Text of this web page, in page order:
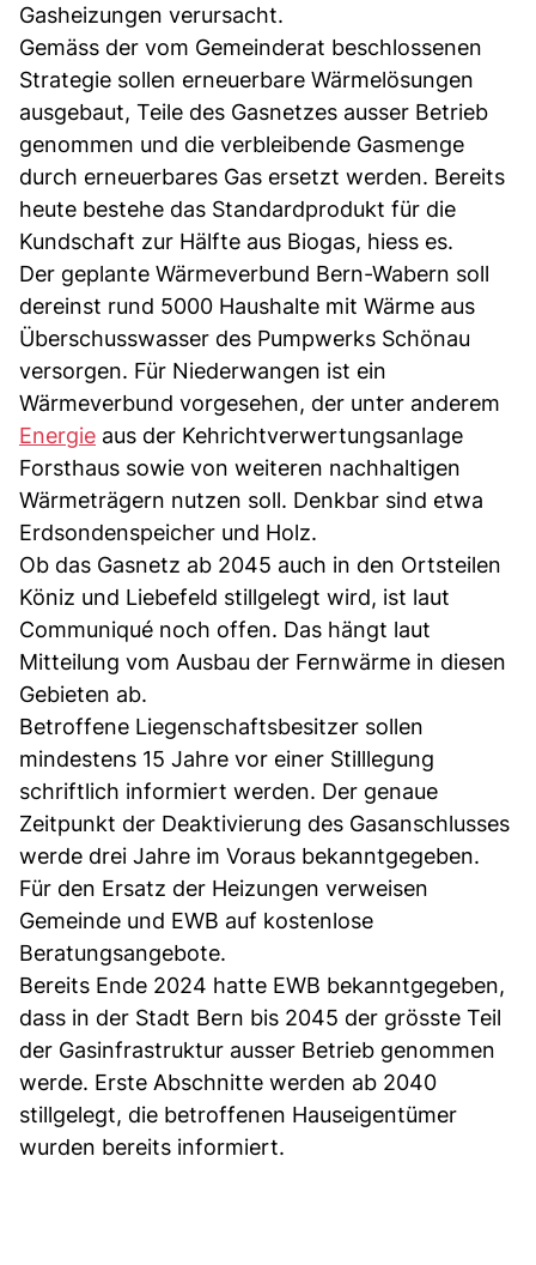
Gasheizungen verursacht.
Gemäss der vom Gemeinderat beschlossenen
Strategie sollen erneuerbare Wärmelösungen
ausgebaut, Teile des Gasnetzes ausser Betrieb
genommen und die verbleibende Gasmenge
durch erneuerbares Gas ersetzt werden. Bereits
heute bestehe das Standardprodukt für die
Kundschaft zur Hälfte aus Biogas, hiess es.
Der geplante Wärmeverbund Bern-Wabern soll
dereinst rund 5000 Haushalte mit Wärme aus
Überschusswasser des Pumpwerks Schönau
versorgen. Für Niederwangen ist ein
Wärmeverbund vorgesehen, der unter anderem
Energie aus der Kehrichtverwertungsanlage
Forsthaus sowie von weiteren nachhaltigen
Wärmeträgern nutzen soll. Denkbar sind etwa
Erdsondenspeicher und Holz.
Ob das Gasnetz ab 2045 auch in den Ortsteilen
Köniz und Liebefeld stillgelegt wird, ist laut
Communiqué noch offen. Das hängt laut
Mitteilung vom Ausbau der Fernwärme in diesen
Gebieten ab.
Betroffene Liegenschaftsbesitzer sollen
mindestens 15 Jahre vor einer Stilllegung
schriftlich informiert werden. Der genaue
Zeitpunkt der Deaktivierung des Gasanschlusses
werde drei Jahre im Voraus bekanntgegeben.
Für den Ersatz der Heizungen verweisen
Gemeinde und EWB auf kostenlose
Beratungsangebote.
Bereits Ende 2024 hatte EWB bekanntgegeben,
dass in der Stadt Bern bis 2045 der grösste Teil
der Gasinfrastruktur ausser Betrieb genommen
werde. Erste Abschnitte werden ab 2040
stillgelegt, die betroffenen Hauseigentümer
wurden bereits informiert.